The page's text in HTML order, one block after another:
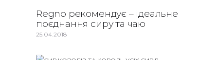
Regno рекомендує – ідеальне
поєднання сиру та чаю
25.04.2018